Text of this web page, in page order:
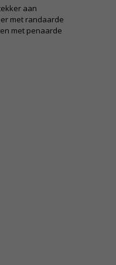
aan
met randaarde
met penaarde